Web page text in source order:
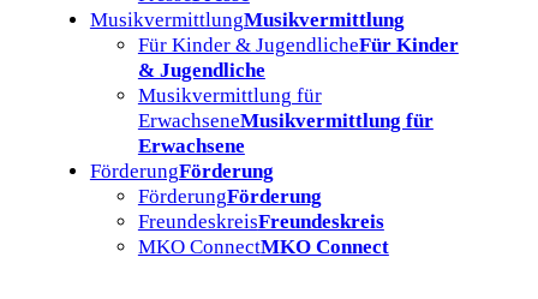
MusikvermittlungMusikvermittlung
Für Kinder & JugendlicheFür Kinder
& Jugendliche
Musikvermittlung für
ErwachseneMusikvermittlung für
Erwachsene
FörderungFörderung
FörderungFörderung
FreundeskreisFreundeskreis
MKO ConnectMKO Connect